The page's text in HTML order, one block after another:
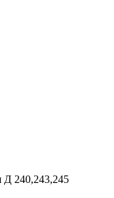
Д 240,243,245